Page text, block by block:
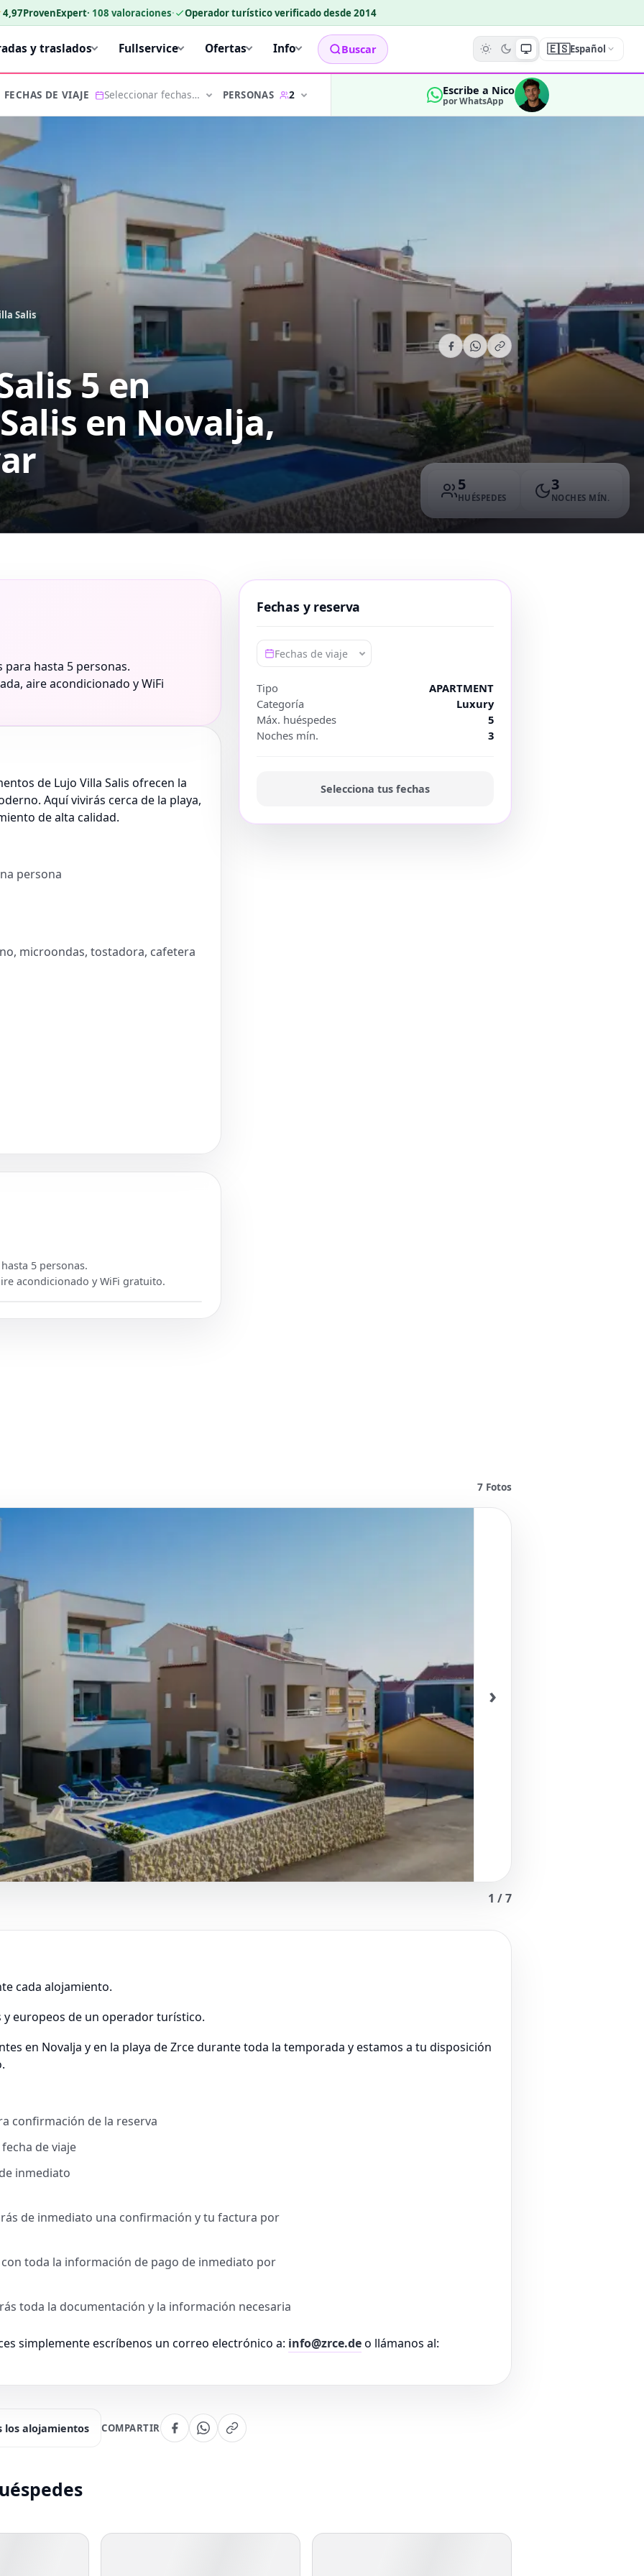
4,97ProvenExpert· 108 valoraciones· Operador turístico verificado desde 2014
y traslados Fullservice Ofertas Info Buscar 🇪🇸Español
FECHAS DE VIAJE Seleccionar fechas… PERSONAS 2 Escribe a Nico
por WhatsApp
5
HUÉSPEDES
3
NOCHES MÍN.
Salis
5 en
en Novalja,
para hasta 5 personas.
aire acondicionado y WiFi
de Lujo Villa Salis ofrecen la
Aquí vivirás cerca de la playa,
de alta calidad.
persona
microondas, tostadora, cafetera
Fechas y reserva
Fechas de viaje
Tipo
APARTMENT
Categoría
Luxury
Máx. huéspedes
5
Noches mín.
3
Selecciona tus fechas
5 personas.
acondicionado y WiFi gratuito.
7 Fotos
›
1 /7
cada alojamiento.
europeos de un operador turístico.
en Novalja y en la playa de Zrce durante toda la temporada y estamos a tu disposición
confirmación de la reserva
de viaje
inmediato
de inmediato una confirmación y tu factura por
toda la información de pago de inmediato por
toda la documentación y la información necesaria
simplemente escríbenos un correo electrónico a: info@zrce.deo llámanos al:
los alojamientos COMPARTIR